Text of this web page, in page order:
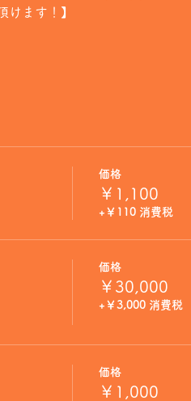
けます！】
価格
￥1,100
+￥110 消費税
価格
￥30,000
+￥3,000 消費税
価格
￥1,000